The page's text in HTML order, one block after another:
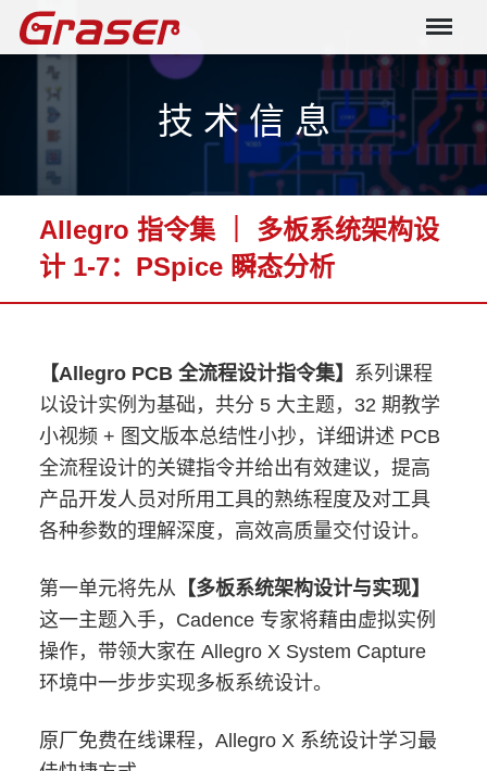
技 术 信 息
Allegro 指令集 ｜ 多板系统架构设
计 1-7：PSpice 瞬态分析
【Allegro PCB 全流程设计指令集】 系列课程
以设计实例为基础，共分 5 大主题，32 期教学
小视频 + 图文版本总结性小抄，详细讲述 PCB
全流程设计的关键指令并给出有效建议，提高
产品开发人员对所用工具的熟练程度及对工具
各种参数的理解深度，高效高质量交付设计。
第一单元将先从 【多板系统架构设计与实现】
这一主题入手，Cadence 专家将藉由虚拟实例
操作，带领大家在 Allegro X System Capture
环境中一步步实现多板系统设计。
原厂免费在线课程，Allegro X 系统设计学习最